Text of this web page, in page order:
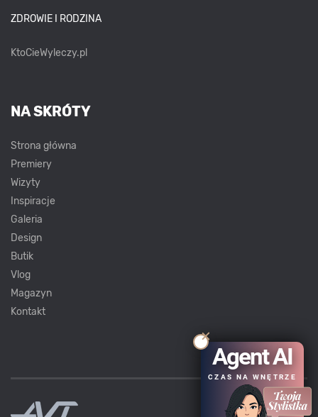
ZDROWIE I RODZINA
KtoCieWyleczy.pl
NA SKRÓTY
Strona główna
Premiery
Wizyty
Inspiracje
Galeria
Design
Butik
Vlog
Magazyn
Kontakt
Agent AI
CZAS NA WNĘTRZE